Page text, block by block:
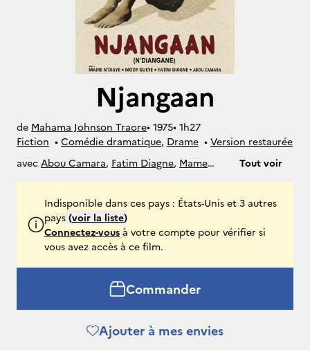
Njangaan
de Mahama Johnson Traore• 1975• 1h27
Fiction • Comédie dramatique, Drame • Version restaurée
avec Abou Camara, Fatim Diagne, Mame
Tout voir
Indisponible dans ces pays : États-Unis et 3 autres
pays (voir la liste)
Connectez-vous à votre compte pour vérifier si
vous avez accès à ce film.
Commander
Ajouter à mes envies